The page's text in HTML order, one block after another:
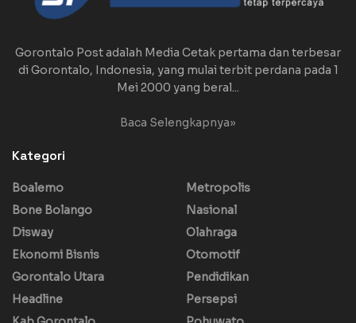
Gorontalo Post adalah Media Cetak pertama dan terbesar
di Gorontalo, Indonesia, yang mulai terbit perdana pada 1
Mei 2000 yang beral...
Baca Selengkapnya»
Kategori
Boalemo
Bone Bolango
Disway
Ekonomi Bisnis
Gorontalo Utara
Headline
Metropolis
Nasional
Olahraga
Otomotif
Pendidikan
Persepsi